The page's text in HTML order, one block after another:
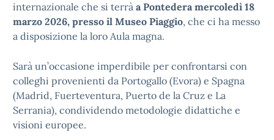
internazionale che si terrà a Pontedera mercoledì 18
marzo 2026, presso il Museo Piaggio, che ci ha messo
a disposizione la loro Aula magna.
Sarà un’occasione imperdibile per confrontarsi con
colleghi provenienti da Portogallo (Evora) e Spagna
(Madrid, Fuerteventura, Puerto de la Cruz e La
Serrania), condividendo metodologie didattiche e
visioni europee.